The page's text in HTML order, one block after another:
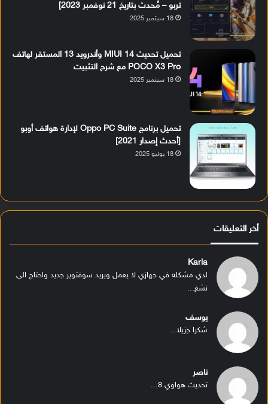
تربو – مُحدث بتاريخ 21 نوفمبر 2023]
18 سبتمبر 2025
تحميل تحديث MIUI 14 وأندرويد 13 المستقر لهاتف
POCO X3 Pro مع شرح التثبيت
18 سبتمبر 2025
تحميل برنامج Oppo PC Suite لإدارة هواتف أوبو
[أحدث إصدار 2021]
18 يوليو 2025
أخر التعليقات
Karla
لدي مشكله في جهازي لا يعمل ويريد سوفتوير جديد واحتاج الى
تشغ...
يوسف
شكرا جزيلا...
ناصر
تحديث هواوي 8...